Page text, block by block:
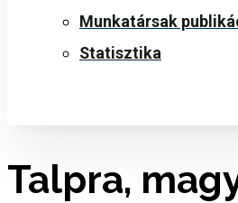
Munkatársak
Statisztika
Talpra,